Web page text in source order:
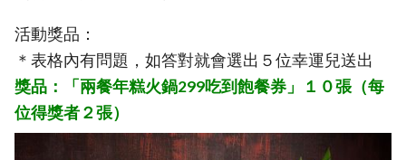
活動獎品：
＊表格內有問題，如答對就會選出５位幸運兒送出
獎品：「兩餐年糕火鍋299吃到飽餐券」１０張（每
位得獎者２張）